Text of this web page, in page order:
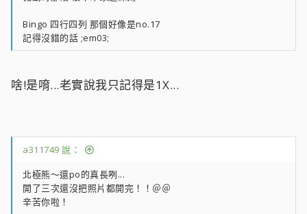
Bingo 四行四列 那個好像是no.17
記得沒錯的話 ;em03;
啥!是唷...老實說我只記得是1X...
a311749 說：
北極熊～還po的真長咧...
開了三次還沒把照片都開完！！＠＠
辛苦你啦！